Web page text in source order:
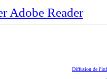
Adobe Reader
Diffusion de